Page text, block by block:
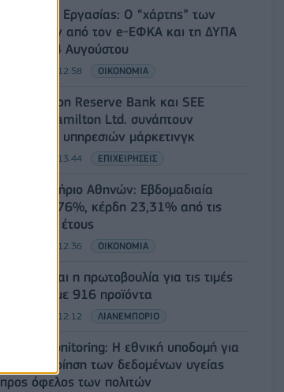
Υπουργείο Εργασίας: Ο “χάρτης” των
πληρωμών από τον e-ΕΦΚΑ και τη ΔΥΠΑ
έως τις 14 Αυγούστου
08/08/2026 - 12:58 ΟΙΚΟΝΟΜΙΑ
Οι Hamilton Reserve Bank και SEE
Capital Hamilton Ltd. συνάπτουν
συμφωνία υπηρεσιών μάρκετινγκ
08/08/2026 - 13:44 ΕΠΙΧΕΙΡΗΣΕΙΣ
Χρηματιστήριο Αθηνών: Εβδομαδιαία
άνοδος 1,76%, κέρδη 23,31% από τις
αρχές του έτους
08/08/2026 - 12:36 ΟΙΚΟΝΟΜΙΑ
Διευρύνεται η πρωτοβουλία για τις τιμές
στο ράφι με 916 προϊόντα
08/08/2026 - 12:12 ΛΙΑΝΕΜΠΟΡΙΟ
Health Monitoring: Η εθνική υποδομή για
την αξιοποίηση των δεδομένων υγείας
προς όφελος των πολιτών